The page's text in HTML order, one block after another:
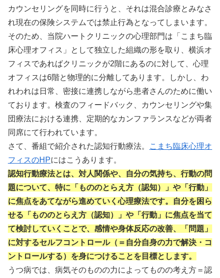
カウンセリングを同時に行うと、それは混合診療とみなさ
れ現在の保険システムでは禁止行為となってしまいます。
そのため、当院ハートクリニックの心理部門は「こまち臨
床心理オフィス」として独立した組織の形を取り、横浜オ
フィスであればクリニックが2階にあるのに対して、心理
オフィスは6階と物理的に分離してあります。しかし、わ
れわれは日常、密接に連携しながら患者さんのために働い
ております。検査のフィードバック、カウンセリングや集
団療法における連携、定期的なカンファランスなどが両者
同席にて行われています。
さて、番組で紹介された認知行動療法。
こまち臨床心理オ
フィスのHPにはこうあります。
認知行動療法とは、対人関係や、自分の気持ち、行動の問
題について、特に「もののとらえ方（認知）」や「行動」
に焦点をあてながら進めていく心理療法です。自分を困ら
せる「もののとらえ方（認知）」や「行動」に焦点を当て
て検討していくことで、感情や身体反応の改善、「問題」
に対するセルフコントロール（＝自分自身の力で解決・コ
ントロールする）を身につけることを目標とします。
うつ病では、病気そのものの力によってものの考え方＝認